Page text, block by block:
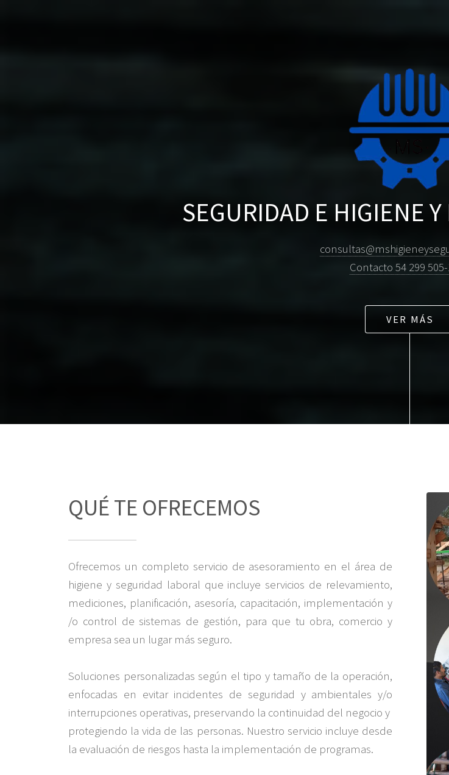
SEGURIDAD E HIGIENE
Contacto 54 299
VER MÁS
QUÉ TE OFRECEMOS
Ofrecemos un completo servicio de asesoramiento en el ​área de
higiene y seguridad laboral que incluye servicios ​de relevamiento,
mediciones, planificación, asesoría, ​capacitación, implementación y
/o control de sistemas de ​gestión, para que tu obra, comercio y
empresa sea un ​lugar más seguro.
Soluciones personalizadas según el tipo y tamaño ​de la operación,
enfocadas en evitar incidentes de ​seguridad y ambientales y/o
interrupciones ​operativas, preservando la continuidad del negocio y ​
protegiendo la vida de las personas. Nuestro ​servicio incluye desde
la evaluación de riesgos ​hasta la implementación de programas.